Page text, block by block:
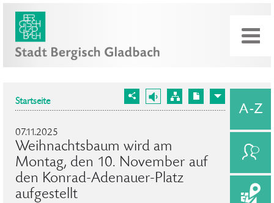
Startseite
07.11.2025
Weihnachtsbaum wird am
Montag, den 10. November auf
den Konrad-Adenauer-Platz
aufgestellt